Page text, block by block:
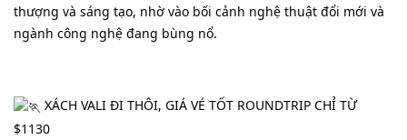
thượng và sáng tạo, nhờ vào bối cảnh nghệ thuật đổi mới và
ngành công nghệ đang bùng nổ.
XÁCH VALI ĐI THÔI, GIÁ VÉ TỐT ROUNDTRIP CHỈ TỪ
$1130